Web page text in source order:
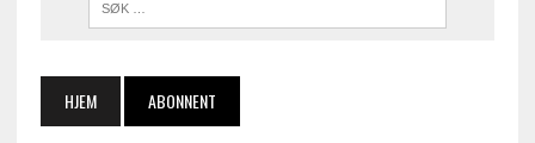
HJEM ABONNENT